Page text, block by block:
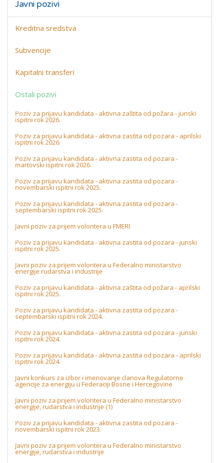
Javni pozivi
Kreditna sredstva
Subvencije
Kapitalni transferi
Ostali pozivi
Poziv za prijavu kandidata - aktivna zaštita od požara - junski
ispitni rok 2026.
Poziv za prijavu kandidata - aktivna zastita od pozara - aprilski
ispitni rok 2026.
Poziv za prijavu kandidata - aktivna zastita od pozara -
martovski ispitni rok 2026.
Poziv za prijavu kandidata - aktivna zastita od pozara -
novembarski ispitni rok 2025.
Poziv za prijavu kandidata - aktivna zastita od pozara -
septembarski ispitni rok 2025.
Javni poziv za prijem volontera u FMERI
Poziv za prijavu kandidata - aktivna zastita od pozara - junski
ispitni rok 2025.
Javni poziv za prijem volontera u Federalno ministarstvo
energije rudarstva i industrije
Poziv za prijavu kandidata - aktivna zaštita od požara - aprilski
ispitni rok 2025.
Poziv za prijavu kandidata - aktivna zastita od pozara -
septembarski ispitni rok 2024.
Poziv za prijavu kandidata - aktivna zastita od pozara - junski
ispitni rok 2024.
Poziv za prijavu kandidata - aktivna zastita od pozara - aprilski
ispitni rok 2024.
Javni konkurs za izbor i imenovanje clanova Regulatorne
agencije za energiju u Federaciji Bosne i Hercegovine
Javni poziv za prijem volontera u Federalno ministarstvo
energije, rudarstva i industrije (1)
Poziv za prijavu kandidata - aktivna zastita od pozara -
novembarski ispitni rok 2023.
Javni poziv za prijem volontera u Federalno ministarstvo
energije, rudarstva i industrije